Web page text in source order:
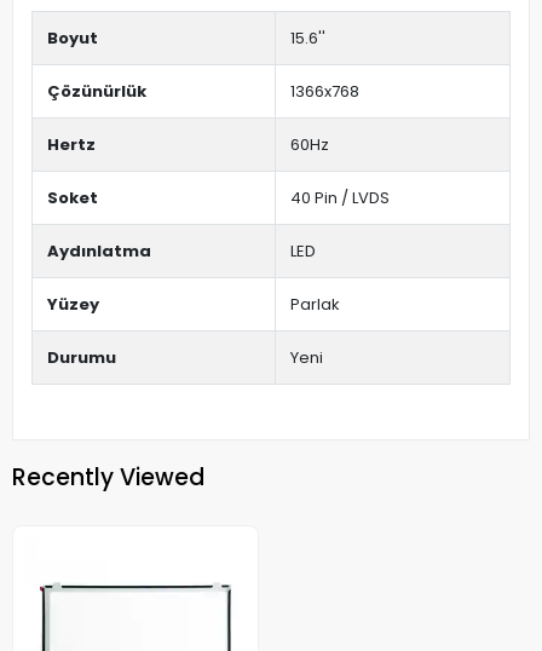
Boyut 15.6''
Çözünürlük 1366x768
Hertz 60Hz
Soket 40 Pin / LVDS
Aydınlatma LED
Yüzey Parlak
Durumu Yeni
Recently Viewed